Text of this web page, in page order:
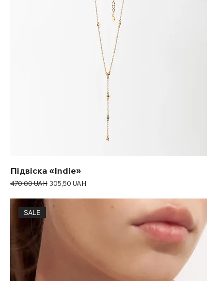
Підвіска «Indie»
Звичайна ціна
470,00 UAH За розпродажем
305,50 UAH
SALE